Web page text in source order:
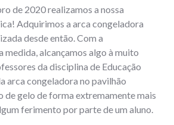
de 2020 realizamos a nossa
Adquirimos a arca congeladora
desde então. Com a
medida, alcançamos algo à muito
da disciplina de Educação
arca congeladora no pavilhão
de gelo de forma extremamente mais
ferimento por parte de um aluno.